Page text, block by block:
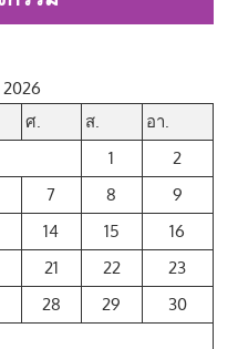
ศ. ส.
อา.
1
2
7 8
9
14 15
16
21 22
23
28 29
30